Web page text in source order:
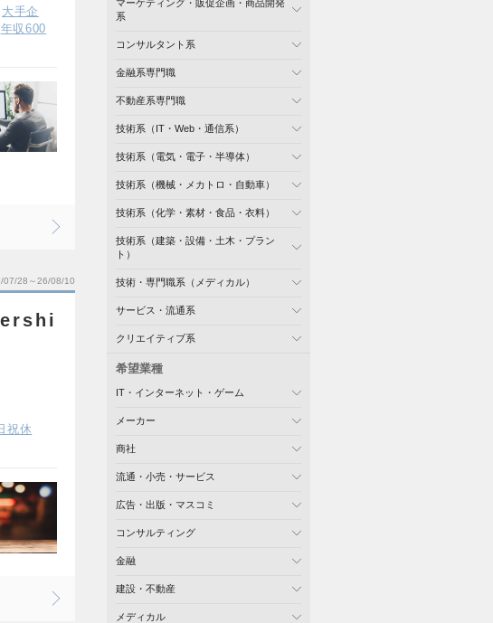
大手企
年収600
07/28～26/08/10
祝休
マーケティング・販促企画・商品開発
系
コンサルタント系
金融系専門職
不動産系専門職
技術系（IT・Web・通信系）
技術系（電気・電子・半導体）
技術系（機械・メカトロ・自動車）
技術系（化学・素材・食品・衣料）
技術系（建築・設備・土木・プラン
ト）
技術・専門職系（メディカル）
サービス・流通系
クリエイティブ系
希望業種
IT・インターネット・ゲーム
メーカー
商社
流通・小売・サービス
広告・出版・マスコミ
コンサルティング
金融
建設・不動産
メディカル